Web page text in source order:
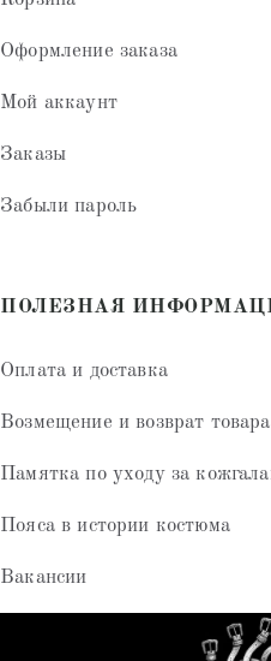
Оформление заказа
Мой аккаунт
Заказы
Забыли пароль
ПОЛЕЗНАЯ
Оплата и доставка
Возмещение и возврат товара
Памятка по уходу за
Пояса в истории костюма
Вакансии